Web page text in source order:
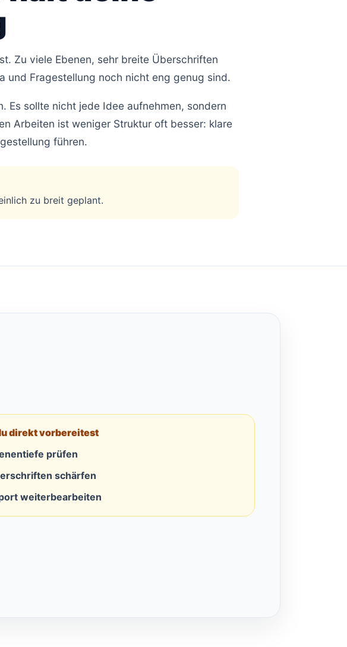
Zu viele Ebenen, sehr breite Überschriften
und Fragestellung noch nicht eng genug sind.
Es sollte nicht jede Idee aufnehmen, sondern
Arbeiten ist weniger Struktur oft besser: klare
führen.
zu breit geplant.
direkt vorbereitest
prüfen
schärfen
weiterbearbeiten